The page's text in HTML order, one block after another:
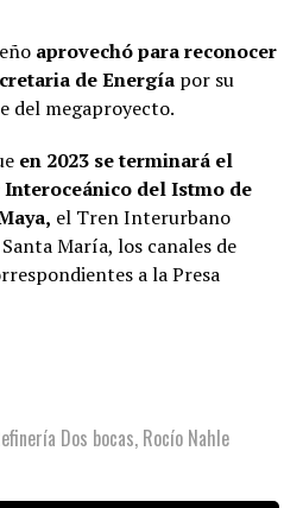
aprovechó para reconocer
de Energía por su
del megaproyecto.
en 2023 se terminará el
del Istmo de
el Tren Interurbano
María, los canales de
a la Presa
Dos bocas, Rocío Nahle